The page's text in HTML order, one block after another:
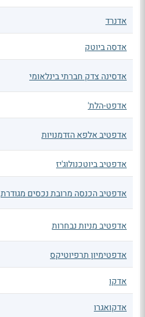
אדנרד
אדסה ביוטק
אדסינה צדק חברתי בינלאומי
אדפט-הלת'
אדפטיב אלפא הזדמנויות
אדפטיב ביוטכנולוג'יז
אדפטיב הכנסה מרובת נכסים מגודרת
אדפטיב מניות נבחרות
אדפטימיון תרפיוטיקס
אדקו
אדקואגרו